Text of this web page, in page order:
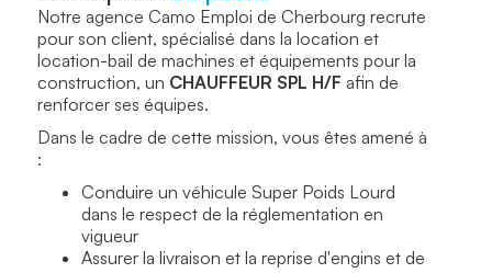
Notre agence Camo Emploi de Cherbourg recrute
pour son client, spécialisé dans la location et
location-bail de machines et équipements pour la
construction, un CHAUFFEUR SPL H/F afin de
renforcer ses équipes.
Dans le cadre de cette mission, vous êtes amené à
:
Conduire un véhicule Super Poids Lourd
dans le respect de la réglementation en
vigueur
Assurer la livraison et la reprise d'engins et de